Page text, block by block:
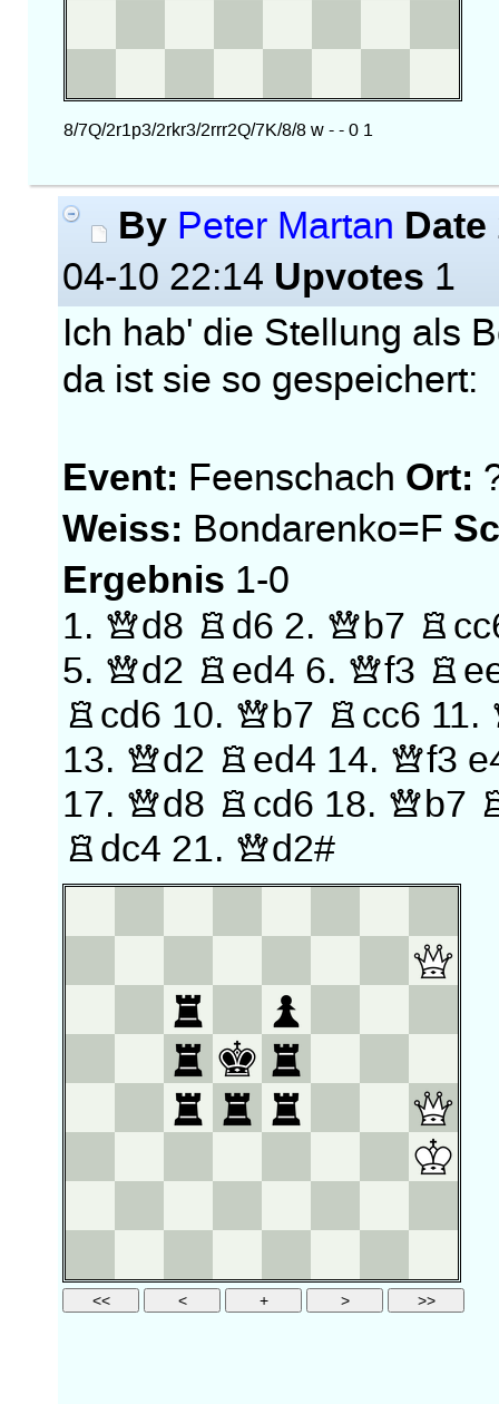
By Peter Martan Date
04-10 22:14 Upvotes 1
Ich hab' die Stellung als
da ist sie so gespeichert:
Event: Feenschach Ort:
Weiss: Bondarenko=F
Ergebnis 1-0
1. Qd8 Rd6 2. Qb7
5. Qd2 Red4 6. Qf3
Rcd6 10. Qb7 Rcc6 11.
13. Qd2 Red4 14. Qf3
17. Qd8 Rcd6 18. Qb7
Rdc4 21. Qd2#